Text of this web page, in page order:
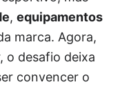
,equipamentos
marca. Agora,
o desafio deixa
convencer o